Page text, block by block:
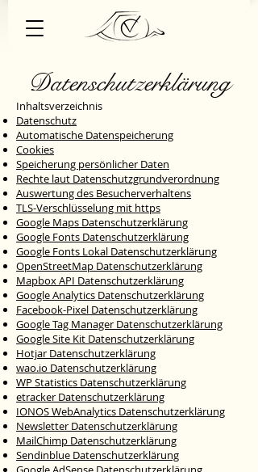
Datenschutzerklärung
Inhaltsverzeichnis
Datenschutz
Automatische Datenspeicherung
Cookies
Speicherung persönlicher Daten
Rechte laut Datenschutzgrundverordnung
Auswertung des Besucherverhaltens
TLS-Verschlüsselung mit https
Google Maps Datenschutzerklärung
Google Fonts Datenschutzerklärung
Google Fonts Lokal Datenschutzerklärung
OpenStreetMap Datenschutzerklärung
Mapbox API Datenschutzerklärung
Google Analytics Datenschutzerklärung
Facebook-Pixel Datenschutzerklärung
Google Tag Manager Datenschutzerklärung
Google Site Kit Datenschutzerklärung
Hotjar Datenschutzerklärung
wao.io Datenschutzerklärung
WP Statistics Datenschutzerklärung
etracker Datenschutzerklärung
IONOS WebAnalytics Datenschutzerklärung
Newsletter Datenschutzerklärung
MailChimp Datenschutzerklärung
Sendinblue Datenschutzerklärung